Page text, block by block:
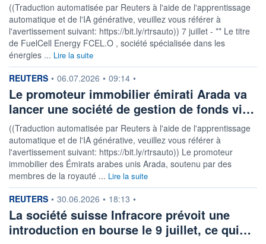
((Traduction automatisée par Reuters à l'aide de l'apprentissage
automatique et de l'IA générative, veuillez vous référer à
l'avertissement suivant: https://bit.ly/rtrsauto)) 7 juillet - ** Le titre
de FuelCell Energy FCEL.O , société spécialisée dans les
énergies ... Lire la suite
information fournie par
REUTERS • 06.07.2026 • 09:14 •
Le promoteur immobilier émirati Arada va
lancer une société de gestion de fonds vi…
((Traduction automatisée par Reuters à l'aide de l'apprentissage
automatique et de l'IA générative, veuillez vous référer à
l'avertissement suivant: https://bit.ly/rtrsauto)) Le promoteur
immobilier des Émirats arabes unis Arada, soutenu par des
membres de la royauté ... Lire la suite
information fournie par
REUTERS • 30.06.2026 • 18:13 •
La société suisse Infracore prévoit une
introduction en bourse le 9 juillet, ce qui…